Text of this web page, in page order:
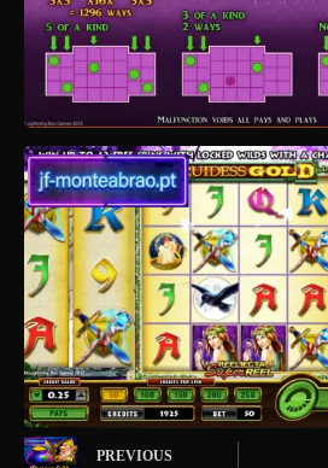
PREVIOUS